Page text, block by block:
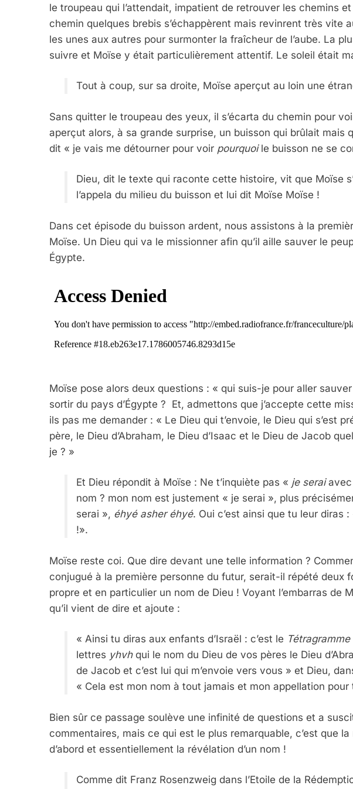
le troupeau qui l’attendait, impatient de retrouver les chemins
chemin quelques brebis s’échappèrent mais revinrent très vite
les unes aux autres pour surmonter la fraîcheur de l’aube. La
suivre et Moïse y était particulièrement attentif. Le soleil était
Tout à coup, sur sa droite, Moïse aperçut au loin une
Sans quitter le troupeau des yeux, il s’écarta du chemin pour
aperçut alors, à sa grande surprise, un buisson qui brûlait mais
dit « je vais me détourner pour voir pourquoile buisson ne se
Dieu, dit le texte qui raconte cette histoire, vit que Moïse
l’appela du milieu du buisson et lui dit Moïse Moïse !
Dans cet épisode du buisson ardent, nous assistons à la
Moïse. Un Dieu qui va le missionner afin qu’il aille sauver le
Égypte.
Moïse pose alors deux questions : « qui suis-je pour aller
sortir du pays d’Égypte ? Et, admettons que j’accepte cette
ils pas me demander : « Le Dieu qui t’envoie, le Dieu qui s’est
père, le Dieu d’Abraham, le Dieu d’Isaac et le Dieu de Jacob
je ? »
Et Dieu répondit à Moïse : Ne t’inquiète pas « je seraiavec
nom ? mon nom est justement « je serai », plus
serai », éhyé asher éhyé. Oui c’est ainsi que tu leur diras :
!».
Moïse reste coi. Que dire devant une telle information ?
conjugué à la première personne du futur, serait-il répété deux
propre et en particulier un nom de Dieu ! Voyant l’embarras de
qu’il vient de dire et ajoute :
« Ainsi tu diras aux enfants d’Israël : c’est le Tétragramme
lettres yhvhqui le nom du Dieu de vos pères le Dieu
de Jacob et c’est lui qui m’envoie vers vous » et Dieu,
« Cela est mon nom à tout jamais et mon appellation
Bien sûr ce passage soulève une infinité de questions et a
commentaires, mais ce qui est le plus remarquable, c’est que
d’abord et essentiellement la révélation d’un nom !
Comme dit Franz Rosenzweig dans l’Etoile de la